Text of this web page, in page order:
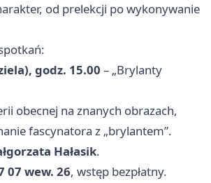
od prelekcji po wykonywanie
godz. 15.00 – „Brylanty
obecnej na znanych obrazach,
fascynatora z „brylantem”.
Hałasik.
07 wew. 26, wstęp bezpłatny.